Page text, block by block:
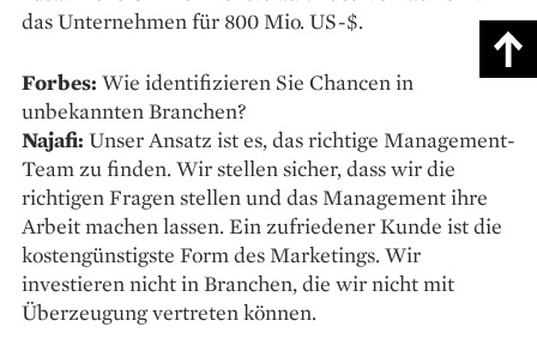
das Unternehmen für 800 Mio. US-$.
Forbes: Wie identifizieren Sie Chancen in
unbekannten Branchen?
Najafi: Unser Ansatz ist es, das richtige Management-
Team zu finden. Wir stellen sicher, dass wir die
richtigen Fragen stellen und das Management ihre
Arbeit machen lassen. Ein zufriedener Kunde ist die
kostengünstigste Form des Marketings. Wir
investieren nicht in Branchen, die wir nicht mit
Überzeugung vertreten können.